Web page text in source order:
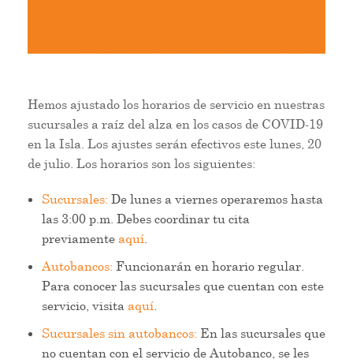
Hemos ajustado los horarios de servicio en nuestras
sucursales a raíz del alza en los casos de COVID-19
en la Isla. Los ajustes serán efectivos este lunes, 20
de julio. Los horarios son los siguientes:
Sucursales: De lunes a viernes operaremos hasta
las 3:00 p.m. Debes coordinar tu cita
previamente aquí.
Autobancos: Funcionarán en horario regular.
Para conocer las sucursales que cuentan con este
servicio, visita aquí.
Sucursales sin autobancos: En las sucursales que
no cuentan con el servicio de Autobanco, se les